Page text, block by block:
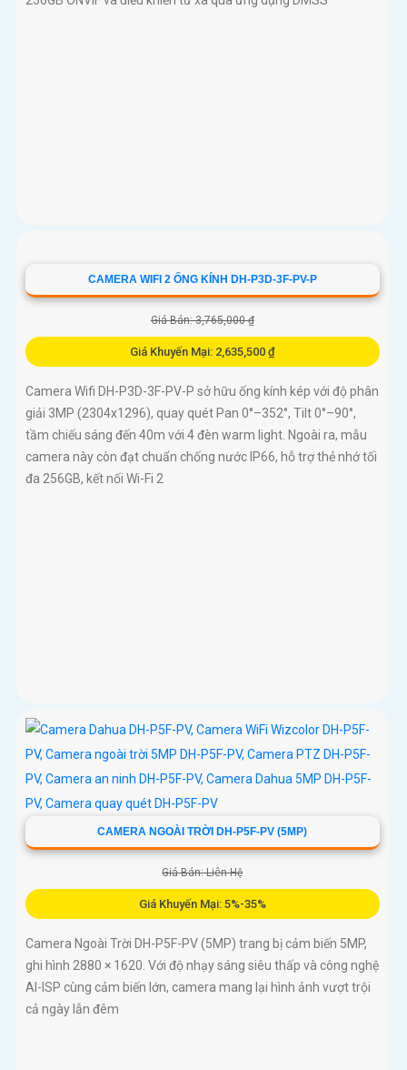
CAMERA WIFI 2 ỐNG KÍNH DH-P3D-3F-PV-P
Giá Bán: 3,765,000 ₫
Giá Khuyến Mại: 2,635,500 ₫
Camera Wifi DH-P3D-3F-PV-P sở hữu ống kính kép với độ phân
giải 3MP (2304x1296), quay quét Pan 0°–352°, Tilt 0°–90°,
tầm chiếu sáng đến 40m với 4 đèn warm light. Ngoài ra, mẫu
camera này còn đạt chuẩn chống nước IP66, hỗ trợ thẻ nhớ tối
đa 256GB, kết nối Wi-Fi 2
CAMERA NGOÀI TRỜI DH-P5F-PV (5MP)
Giá Bán: Liên Hệ
Giá Khuyến Mại: 5%-35%
Camera Ngoài Trời DH-P5F-PV (5MP) trang bị cảm biến 5MP,
ghi hình 2880 × 1620. Với độ nhạy sáng siêu thấp và công nghệ
AI-ISP cùng cảm biến lớn, camera mang lại hình ảnh vượt trội
cả ngày lẫn đêm